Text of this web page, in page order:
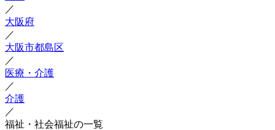
／
大阪府
／
大阪市都島区
／
医療・介護
／
介護
／
福祉・社会福祉の一覧